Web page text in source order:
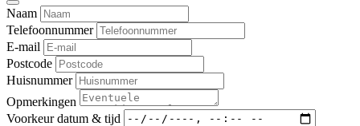
Naam
Telefoonnummer
E-mail
Postcode
Huisnummer
Opmerkingen
Voorkeur datum & tijd